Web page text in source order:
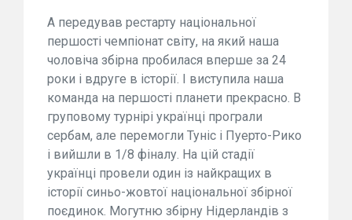
А передував рестарту національної
першості чемпіонат світу, на який наша
чоловіча збірна пробилася вперше за 24
роки і вдруге в історії. І виступила наша
команда на першості планети прекрасно. В
груповому турнірі українці програли
сербам, але перемогли Туніс і Пуерто-Рико
і вийшли в 1/8 фіналу. На цій стадії
українці провели один із найкращих в
історії синьо-жовтої національної збірної
поєдинок. Могутню збірну Нідерландів з